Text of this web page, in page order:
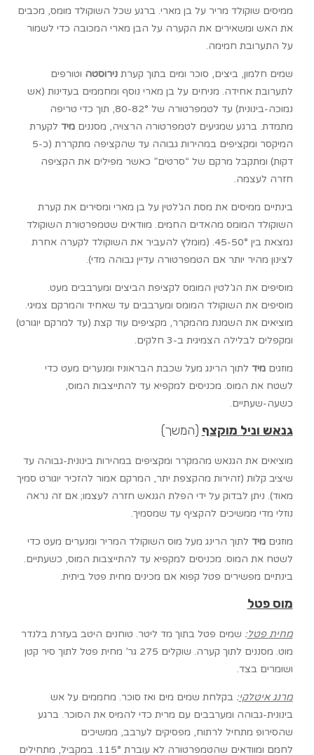
ממיסים שוקולד מריר על בן מארי. ברגע שכל השוקולד מומס, מכבים
את האש ומשאירים את הקערה על הבן מארי המכובה כדי לשמור
על התערובת חמימה.
שמים חלמון, ביצים, סוכר ומים בתוך קערתנירוסטה וטורפים
לתערובת אחידה. מניחים על בן מארי נוסף ומחממים בעדינות (אש
נמוכה-בינונית) עד לטמפרטורה של 80-82°, תוך כדי טריפה
מתמדת. ברגע שמגיעים לטמפרטורה הרצויה, מסנניםמיד לקערת
המיקסר ומקציפים במהירות גבוהה עד שהקציפה מתקררת (כ-5
דקות) ומתקבל מרקם של “סרטים” כאשר מפילים את הקציפה
חזרה לעצמה.
בינתיים ממיסים את מסת הג’לטין על בן מארי ומסירים את קערת
השוקולד המומס מהאדים החמים. מוודאים שטמפרטורת השוקולד
נמצאת בין 45-50°. (מומלץ להעביר את השוקולד לקערה אחרת
לצינון מהיר יותר אם הטמפרטורה עדיין גבוהה מדי).
מוסיפים את הג’לטין המומס לקציפת הביצים ומערבבים מעט.
מוסיפים את השוקולד המומס ומערבבים עד שאחיד והמרקם צמיגי.
מוציאים את השמנת מהמקרר, מקציפים עוד קצת (עד למרקם יוגורט)
ומקפלים לבלילה הצמיגית ב-3 חלקים.
מוזגיםמיד לתוך הרינג מעל שכבת הבראוניז ומנערים מעט כדי
לשטח את המוס. מכניסים למקפיא עד להתייצבות המוס,
כשעה-שעתיים.
גנאש וניל מוקצף (המשך)
מוציאים את הגנאש מהמקרר ומקציפים במהירות בינונית-גבוהה עד
שיציב קלות (זהירות מהקצפת יתר, המרקם אמור להזכיר יוגורט סמיך
מאוד). ניתן לבדוק על ידי הפלת הגנאש חזרה לעצמו; אם זה נראה
נוזלי מדי ממשיכים להקציף עד שמסמיך.
מוזגיםמיד לתוך הרינג מעל מוס השוקולד המריר ומנערים מעט כדי
לשטח את המוס. מכניסים למקפיא עד להתייצבות המוס, כשעתיים.
בינתיים מפשירים פטל קפוא אם מכינים מחית פטל ביתית.
מוס פטל
מחית פטל: שמים פטל בתוך מד ליטר. טוחנים היטב בעזרת בלנדר
מוט. מסננים לתוך קערה. שוקלים 275 גר’ מחית פטל לתוך סיר קטן
ושומרים בצד.
מרנג איטלקי:בקלחת שמים מים ואז סוכר. מחממים על אש
בינונית-גבוהה ומערבבים עם מרית כדי להמיס את הסוכר. ברגע
שהסירופ מתחיל לרתוח, מפסיקים לערבב, ממשיכים
לחמם ומוודאים שהטמפרטורה לא עוברת 115°. במקביל, מתחילים